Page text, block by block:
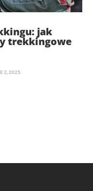
jak
trekkingowe
2, 2025